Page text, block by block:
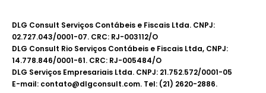
DLG Consult Serviços Contábeis e Fiscais Ltda. CNPJ:
02.727.043/0001-07. CRC: RJ-003112/O
DLG Consult Rio Serviços Contábeis e Fiscais Ltda, CNPJ:
14.778.846/0001-61. CRC: RJ-005484/O
DLG Serviços Empresariais Ltda. CNPJ: 21.752.572/0001-05
E-mail: contato@dlgconsult.com. Tel: (21) 2620-2886.